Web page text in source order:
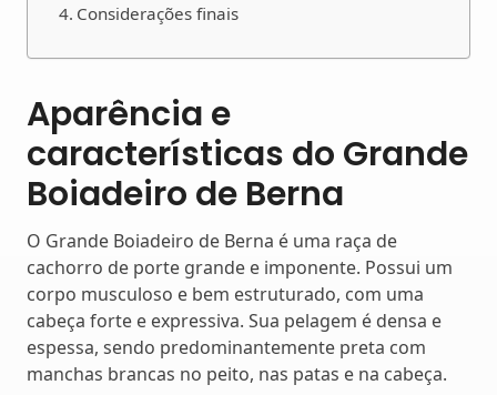
Considerações finais
Aparência e
características do Grande
Boiadeiro de Berna
O Grande Boiadeiro de Berna é uma raça de
cachorro de porte grande e imponente. Possui um
corpo musculoso e bem estruturado, com uma
cabeça forte e expressiva. Sua pelagem é densa e
espessa, sendo predominantemente preta com
manchas brancas no peito, nas patas e na cabeça.